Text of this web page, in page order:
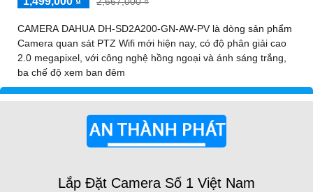
CAMERA DAHUA DH-SD2A200-GN-AW-PV là dòng sản phẩm
Camera quan sát PTZ Wifi mới hiện nay, có độ phân giải cao
2.0 megapixel, với công nghệ hồng ngoại và ánh sáng trắng,
ba chế độ xem ban đêm
Lắp Đặt Camera Số 1 Việt Nam